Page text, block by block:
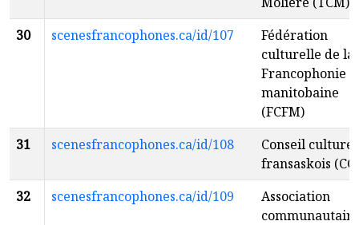
30
scenesfrancophones.ca/id/107
Fédération
culturelle de la
Francophonie
manitobaine
(FCFM)
31
scenesfrancophones.ca/id/108
Conseil culturel
fransaskois
32
scenesfrancophones.ca/id/109
Association
communautaire